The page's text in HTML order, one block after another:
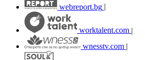
webreport.bg
worktalent.com |
wnesstv.com |